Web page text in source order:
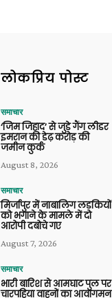
लोकप्रिय पोस्ट
समाचार
‘जिम जिहाद’ से जुड़े गैंग लीडर
इमरान की डेढ़ करोड़ की
जमीन कुर्क
August 8, 2026
समाचार
मिर्जापुर में नाबालिग लड़कियों
को भगाने के मामले में दो
आरोपी दबोचे गए
August 7, 2026
समाचार
भारी बारिश से आमघाट पुल पर
चारपहिया वाहनों का आवागमन